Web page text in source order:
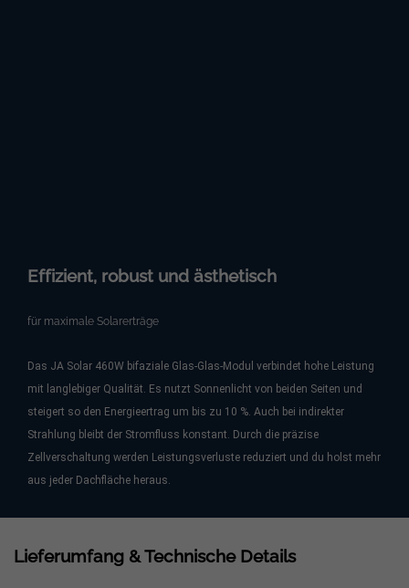
Effizient, robust und ästhetisch
für maximale Solarerträge
Das JA Solar 460W bifaziale Glas-Glas-Modul verbindet hohe Leistung
mit langlebiger Qualität. Es nutzt Sonnenlicht von beiden Seiten und
steigert so den Energieertrag um bis zu 10 %. Auch bei indirekter
Strahlung bleibt der Stromfluss konstant. Durch die präzise
Zellverschaltung werden Leistungsverluste reduziert und du holst mehr
aus jeder Dachfläche heraus.
Lieferumfang & Technische Details